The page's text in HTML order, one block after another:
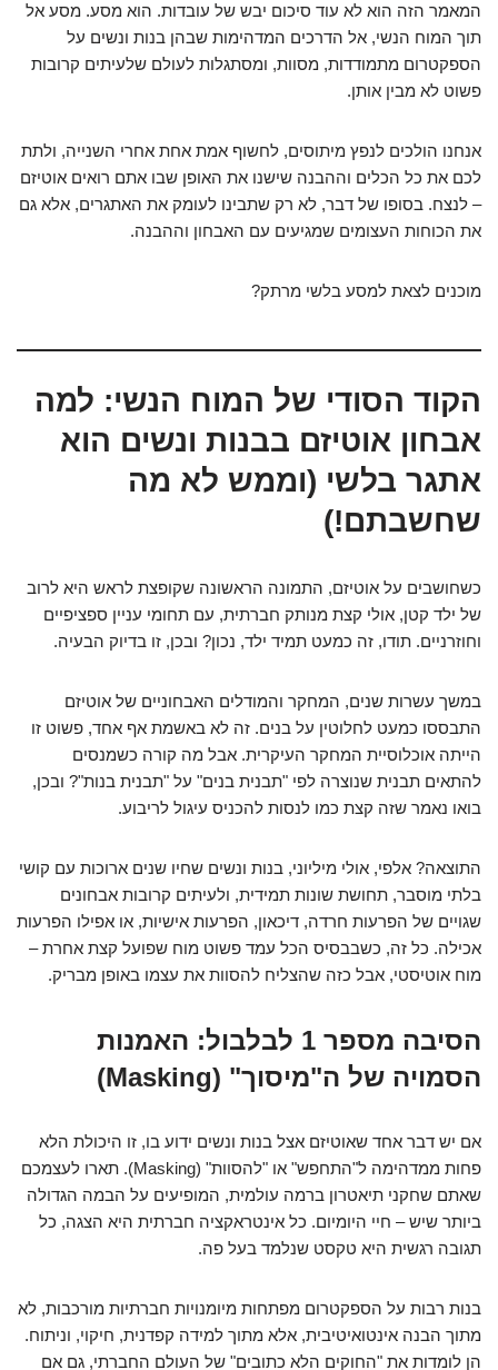
המאמר הזה הוא לא עוד סיכום יבש של עובדות. הוא מסע. מסע אל
תוך המוח הנשי, אל הדרכים המדהימות שבהן בנות ונשים על
הספקטרום מתמודדות, מסוות, ומסתגלות לעולם שלעיתים קרובות
פשוט לא מבין אותן.
אנחנו הולכים לנפץ מיתוסים, לחשוף אמת אחת אחרי השנייה, ולתת
לכם את כל הכלים וההבנה שישנו את האופן שבו אתם רואים אוטיזם
– לנצח. בסופו של דבר, לא רק שתבינו לעומק את האתגרים, אלא גם
את הכוחות העצומים שמגיעים עם האבחון וההבנה.
מוכנים לצאת למסע בלשי מרתק?
הקוד הסודי של המוח הנשי: למה
אבחון אוטיזם בבנות ונשים הוא
אתגר בלשי (וממש לא מה
שחשבתם!)
כשחושבים על אוטיזם, התמונה הראשונה שקופצת לראש היא לרוב
של ילד קטן, אולי קצת מנותק חברתית, עם תחומי עניין ספציפיים
וחוזרניים. תודו, זה כמעט תמיד ילד, נכון? ובכן, זו בדיוק הבעיה.
במשך עשרות שנים, המחקר והמודלים האבחוניים של אוטיזם
התבססו כמעט לחלוטין על בנים. זה לא באשמת אף אחד, פשוט זו
הייתה אוכלוסיית המחקר העיקרית. אבל מה קורה כשמנסים
להתאים תבנית שנוצרה לפי "תבנית בנים" על "תבנית בנות"? ובכן,
בואו נאמר שזה קצת כמו לנסות להכניס עיגול לריבוע.
התוצאה? אלפי, אולי מיליוני, בנות ונשים שחיו שנים ארוכות עם קושי
בלתי מוסבר, תחושת שונות תמידית, ולעיתים קרובות אבחונים
שגויים של הפרעות חרדה, דיכאון, הפרעות אישיות, או אפילו הפרעות
אכילה. כל זה, כשבבסיס הכל עמד פשוט מוח שפועל קצת אחרת –
מוח אוטיסטי, אבל כזה שהצליח להסוות את עצמו באופן מבריק.
הסיבה מספר 1 לבלבול: האמנות
הסמויה של ה"מיסוך" (Masking)
אם יש דבר אחד שאוטיזם אצל בנות ונשים ידוע בו, זו היכולת הלא
פחות ממדהימה ל"התחפש" או "להסוות" (Masking). תארו לעצמכם
שאתם שחקני תיאטרון ברמה עולמית, המופיעים על הבמה הגדולה
ביותר שיש – חיי היומיום. כל אינטראקציה חברתית היא הצגה, כל
תגובה רגשית היא טקסט שנלמד בעל פה.
בנות רבות על הספקטרום מפתחות מיומנויות חברתיות מורכבות, לא
מתוך הבנה אינטואיטיבית, אלא מתוך למידה קפדנית, חיקוי, וניתוח.
הן לומדות את "החוקים הלא כתובים" של העולם החברתי, גם אם